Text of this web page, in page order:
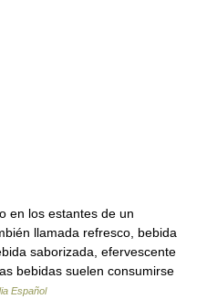
en los estantes de un
llamada refresco, bebida
saborizada, efervescente
bebidas suelen consumirse
Español